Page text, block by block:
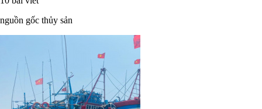
nguồn gốc thủy sản